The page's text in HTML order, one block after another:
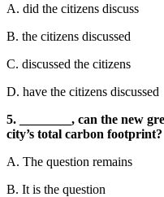
A. did the citizens discuss
B. the citizens discussed
C. discussed the citizens
D. have the citizens discussed
5. ________, can the new
city’s total carbon footprint?
A. The question remains
B. It is the question